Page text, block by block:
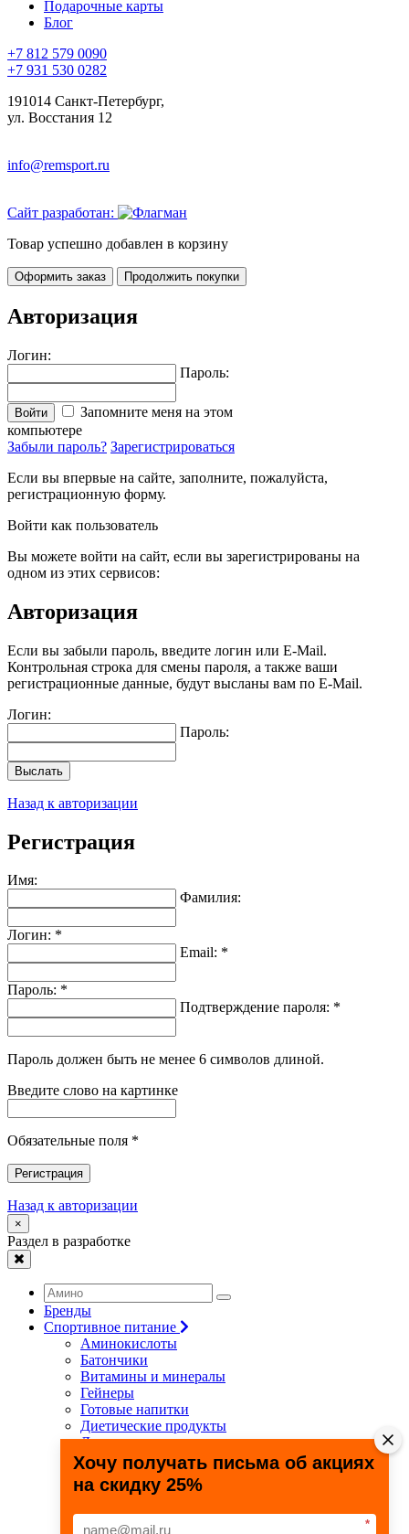
Подарочные карты
Блог
+7 812 579 0090
+7 931 530 0282
191014 Санкт-Петербург,
ул. Восстания 12
info@remsport.ru
Сайт разработан:
Товар успешно добавлен в корзину
Оформить заказ Продолжить покупки
Авторизация
Логин:
Пароль:
Войти
Запомните меня на этом
компьютере
Забыли пароль? Зарегистрироваться
Если вы впервые на сайте, заполните, пожалуйста,
регистрационную форму.
Войти как пользователь
Вы можете войти на сайт, если вы зарегистрированы на
одном из этих сервисов:
Авторизация
Если вы забыли пароль, введите логин или E-Mail.
Контрольная строка для смены пароля, а также ваши
регистрационные данные, будут высланы вам по E-Mail.
Логин:
Пароль:
Выслать
Назад к авторизации
Регистрация
Имя:
Фамилия:
Логин: *
Email: *
Пароль: *
Подтверждение пароля: *
Пароль должен быть не менее 6 символов длиной.
Введите слово на картинке
Обязательные поля *
Регистрация
Назад к авторизации
×
Раздел в разработке
Бренды
Спортивное питание
Аминокислоты
Батончики
Витамины и минералы
Гейнеры
Готовые напитки
Диетические продукты
Для связок и суставов
Жиросжигатели
Здоровье и долголетие
Креатин
Специальные препараты
Хочу получать письма об акциях
на скидку 25%
*